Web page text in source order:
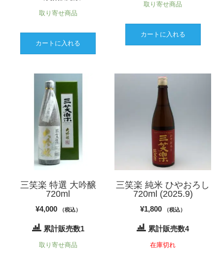
取り寄せ商品
カートに入れる
取り寄せ商品
カートに入れる
三笑楽 特選 大吟醸
720ml
¥4,000 （税込）
累計販売数1
取り寄せ商品
三笑楽 純米 ひやおろし
720ml (2025.9)
¥1,800 （税込）
累計販売数4
在庫切れ